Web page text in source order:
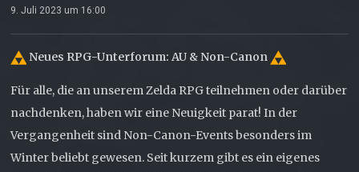
9. Juli 2023 um 16:00
Neues RPG-Unterforum: AU & Non-Canon
Für alle, die an unserem Zelda RPG teilnehmen oder darüber
nachdenken, haben wir eine Neuigkeit parat! In der
Vergangenheit sind Non-Canon-Events besonders im
Winter beliebt gewesen. Seit kurzem gibt es ein eigenes